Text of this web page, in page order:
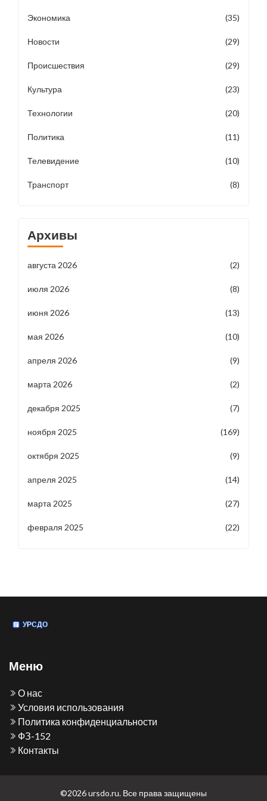
Экономика (35)
Новости (29)
Происшествия (29)
Культура (23)
Технологии (20)
Политика (11)
Телевидение (10)
Транспорт (8)
Архивы
августа 2026 (2)
июля 2026 (8)
июня 2026 (13)
мая 2026 (10)
апреля 2026 (9)
марта 2026 (2)
декабря 2025 (7)
ноября 2025 (169)
октября 2025 (9)
апреля 2025 (14)
марта 2025 (27)
февраля 2025 (22)
Меню
О нас
Условия использования
Политика конфиденциальности
ФЗ-152
Контакты
©2026 ursdo.ru. Все права защищены